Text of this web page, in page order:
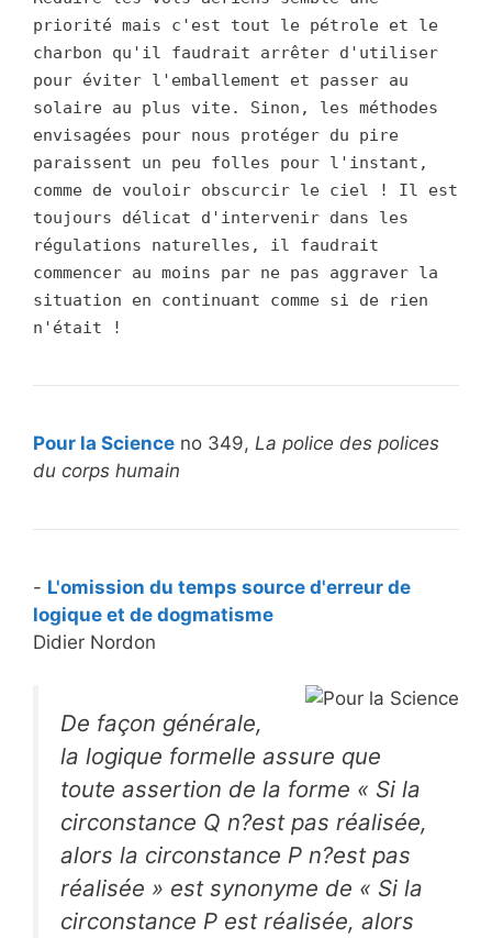
priorité mais c'est tout le pétrole et le
charbon qu'il faudrait arrêter d'utiliser
pour éviter l'emballement et passer au
solaire au plus vite. Sinon, les méthodes
envisagées pour nous protéger du pire
paraissent un peu folles pour l'instant,
comme de vouloir obscurcir le ciel ! Il est
toujours délicat d'intervenir dans les
régulations naturelles, il faudrait
commencer au moins par ne pas aggraver la
situation en continuant comme si de rien
n'était !
Pour la Science no 349, La police des polices
du corps humain
- L'omission du temps source d'erreur de
logique et de dogmatisme
Didier Nordon
De façon générale,
la logique formelle assure que
toute assertion de la forme « Si la
circonstance Q n?est pas réalisée,
alors la circonstance P n?est pas
réalisée » est synonyme de « Si la
circonstance P est réalisée, alors